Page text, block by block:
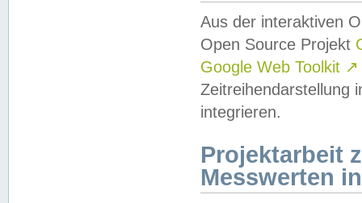
Aus der interaktiven
Open Source Projekt
Google Web Toolkit ↗
Zeitreihendarstellung
integrieren.
Projektarbeit
Messwerten